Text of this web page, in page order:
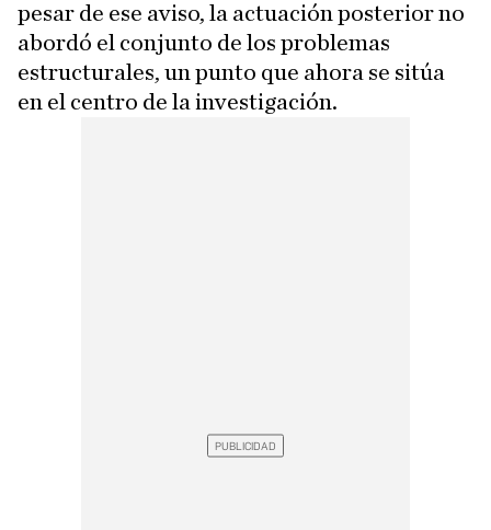
pesar de ese aviso, la actuación posterior no
abordó el conjunto de los problemas
estructurales, un punto que ahora se sitúa
en el centro de la investigación.